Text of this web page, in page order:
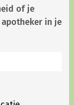
of je
in je